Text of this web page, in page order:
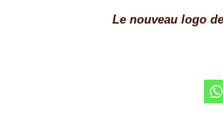
Le nouveau logo